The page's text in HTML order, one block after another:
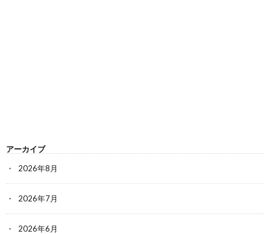
アーカイブ
2026年8月
2026年7月
2026年6月